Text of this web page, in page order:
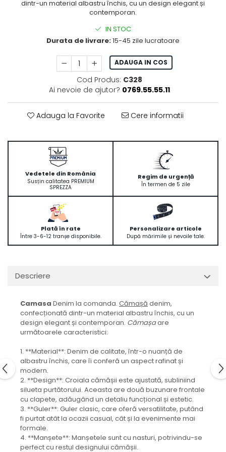
dintr-un material albastru închis, cu un design elegant și
contemporan.
IN STOC
Durata de livrare:15-45 zile lucratoare
ADAUGA IN COS
Cod Produs: C328
Ai nevoie de ajutor? 0769.55.55.11
Adauga la Favorite Cere informatii
Vedetele din România
Susțin calitatea PREMIUM
SPREZZA
Regim de urgență
În termen de 5 zile
Plată în rate
Între 3-6-12 tranșe disponibile.
Personalizare articole
După mărimile și nevoile tale.
Descriere
Camasa Denim la comanda. Cămașă denim,
confecționată dintr-un material albastru închis, cu un
design elegant și contemporan. Cămașaare
următoarele caracteristici:
1. **Material**: Denim de calitate, într-o nuanță de
albastru închis, care îi conferă un aspect rafinat și
modern.
2. **Design**: Croiala cămășii este ajustată, subliniind
silueta purtătorului. Aceasta are două buzunare frontale
cu clapete, adăugând un detaliu funcțional și estetic.
3. **Guler**: Guler clasic, care oferă versatilitate, putând
fi purtat atât la ocazii casual, cât și la evenimente mai
formale.
4. **Manșete**: Manșetele sunt cu nasturi, potrivindu-se
perfect cu restul designului cămășii.